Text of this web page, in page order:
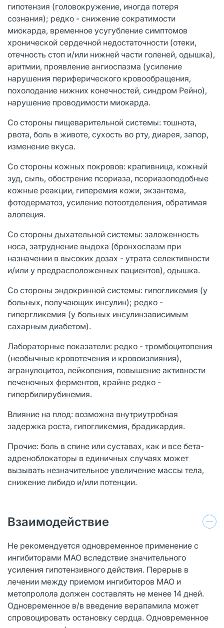
гипотензия (головокружение, иногда потеря
сознания); редко - снижение сократимости
миокарда, временное усугубление симптомов
хронической сердечной недостаточности (отеки,
отечность стоп и/или нижней части голеней, одышка),
аритмии, проявление ангиоспазма (усиление
нарушения периферического кровообращения,
похолодание нижних конечностей, синдром Рейно),
нарушение проводимости миокарда.
Со стороны пищеварительной системы: тошнота,
рвота, боль в животе, сухость во рту, диарея, запор,
изменение вкуса.
Со стороны кожных покровов: крапивница, кожный
зуд, сыпь, обострение псориаза, псориазоподобные
кожные реакции, гиперемия кожи, экзантема,
фотодерматоз, усиление потоотделения, обратимая
алопеция.
Со стороны дыхательной системы: заложенность
носа, затруднение выдоха (бронхоспазм при
назначении в высоких дозах - утрата селективности
и/или у предрасположенных пациентов), одышка.
Со стороны эндокринной системы: гипогликемия (у
больных, получающих инсулин); редко -
гипергликемия (у больных инсулинзависимым
сахарным диабетом).
Лабораторные показатели: редко - тромбоцитопения
(необычные кровотечения и кровоизлияния),
агранулоцитоз, лейкопения, повышение активности
печеночных ферментов, крайне редко -
гипербилирубинемия.
Влияние на плод: возможна внутриутробная
задержка роста, гипогликемия, брадикардия.
Прочие: боль в спине или суставах, как и все бета-
адреноблокаторы в единичных случаях может
вызывать незначительное увеличение массы тела,
снижение либидо и/или потенции.
Взаимодействие
Не рекомендуется одновременное применение с
ингибиторами МАО вследствие значительного
усиления гипотензивного действия. Перерыв в
лечении между приемом ингибиторов МАО и
метопролола должен составлять не менее 14 дней.
Одновременное в/в введение верапамила может
спровоцировать остановку сердца. Одновременное